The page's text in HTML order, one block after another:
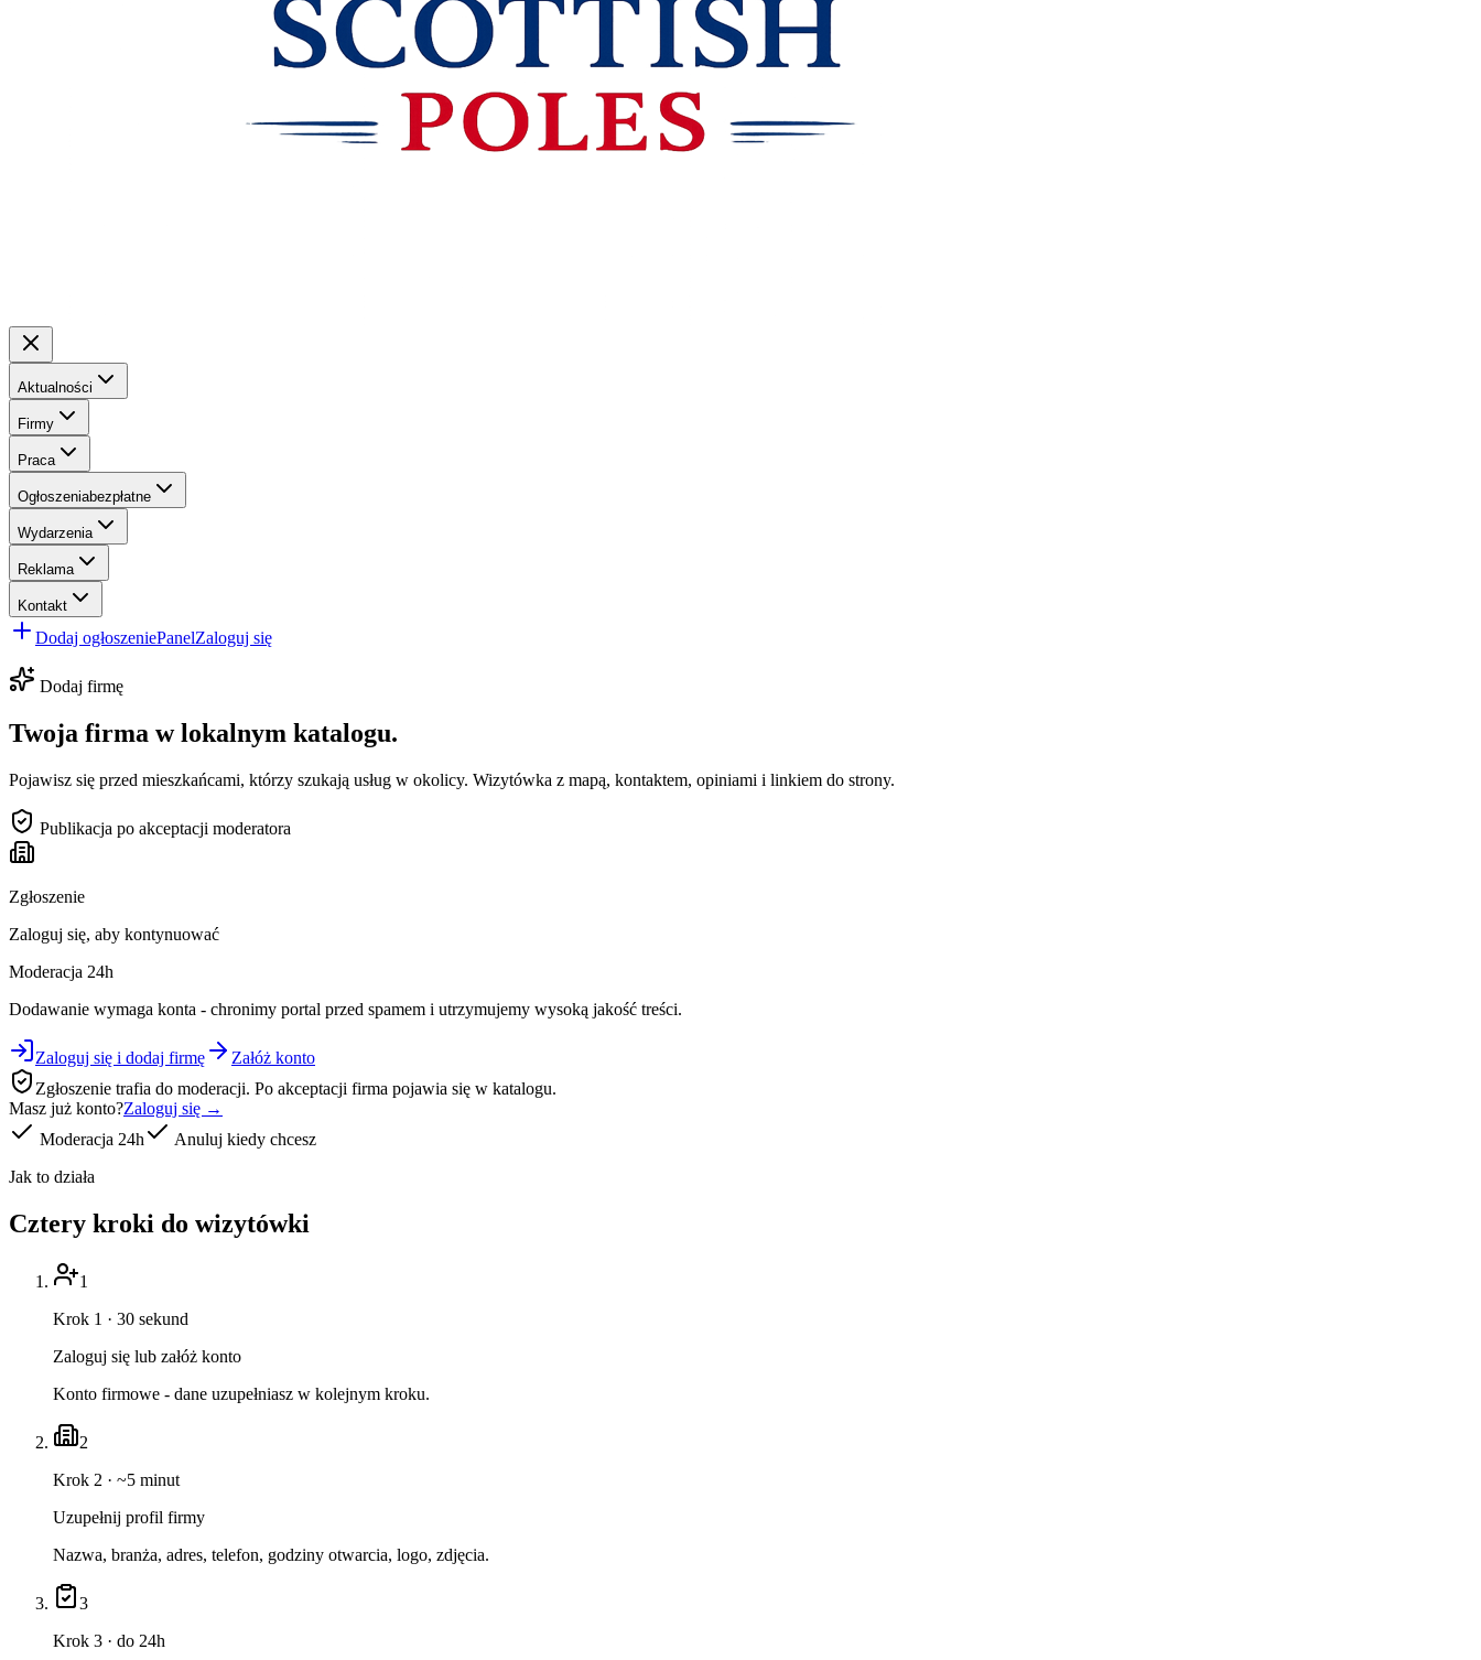
Aktualności
Firmy
Praca
Ogłoszeniabezpłatne
Wydarzenia
Reklama
Kontakt
Dodaj ogłoszeniePanelZaloguj się
Dodaj firmę
Twoja firma w lokalnym katalogu.
Pojawisz się przed mieszkańcami, którzy szukają usług w okolicy. Wizytówka z mapą, kontaktem, opiniami i linkiem do strony.
Publikacja po akceptacji moderatora
Zgłoszenie
Zaloguj się, aby kontynuować
Moderacja 24h
Dodawanie wymaga konta - chronimy portal przed spamem i utrzymujemy wysoką jakość treści.
Zaloguj się i dodaj firmę
Załóż konto
Zgłoszenie trafia do moderacji. Po akceptacji firma pojawia się w katalogu.
Masz już konto?Zaloguj się →
Moderacja 24h
Anuluj kiedy chcesz
Jak to działa
Cztery kroki do wizytówki
1
Krok 1 · 30 sekund
Zaloguj się lub załóż konto
Konto firmowe - dane uzupełniasz w kolejnym kroku.
2
Krok 2 · ~5 minut
Uzupełnij profil firmy
Nazwa, branża, adres, telefon, godziny otwarcia, logo, zdjęcia.
3
Krok 3 · do 24h